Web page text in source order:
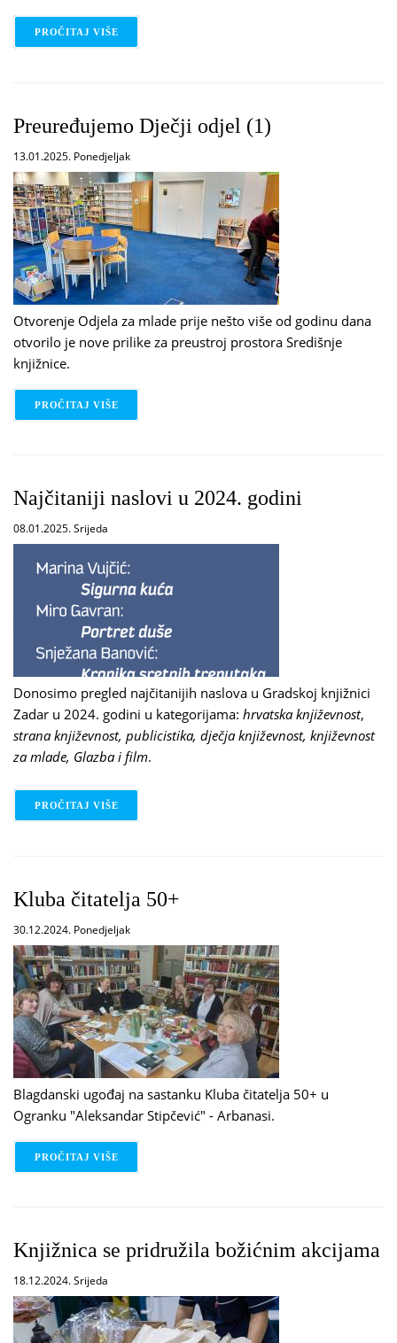
PROČITAJ VIŠE
Preuređujemo Dječji odjel (1)
13.01.2025. Ponedjeljak
Otvorenje Odjela za mlade prije nešto više od godinu dana
otvorilo je nove prilike za preustroj prostora Središnje
knjižnice.
PROČITAJ VIŠE
Najčitaniji naslovi u 2024. godini
08.01.2025. Srijeda
Donosimo pregled najčitanijih naslova u Gradskoj knjižnici
Zadar u 2024. godini u kategorijama: hrvatska književnost,
strana književnost, publicistika, dječja književnost, književnost
za mlade, Glazba i film.
PROČITAJ VIŠE
Kluba čitatelja 50+
30.12.2024. Ponedjeljak
Blagdanski ugođaj na sastanku Kluba čitatelja 50+ u
Ogranku "Aleksandar Stipčević" - Arbanasi.
PROČITAJ VIŠE
Knjižnica se pridružila božićnim akcijama
18.12.2024. Srijeda